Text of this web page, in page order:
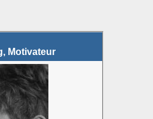
Motivateur